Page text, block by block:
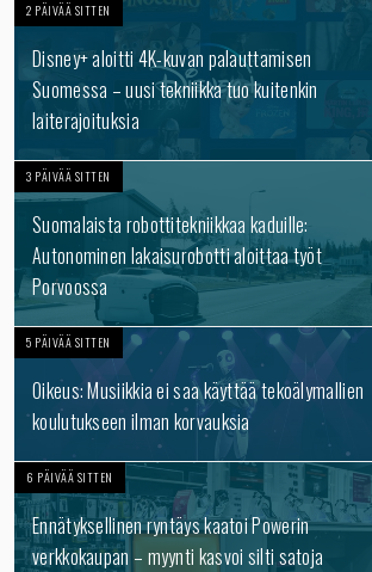
2 PÄIVÄÄ SITTEN
Disney+ aloitti 4K-kuvan palauttamisen
Suomessa – uusi tekniikka tuo kuitenkin
laiterajoituksia
3 PÄIVÄÄ SITTEN
Suomalaista robottitekniikkaa kaduille:
Autonominen lakaisurobotti aloittaa työt
Porvoossa
5 PÄIVÄÄ SITTEN
Oikeus: Musiikkia ei saa käyttää tekoälymallien
koulutukseen ilman korvauksia
6 PÄIVÄÄ SITTEN
Ennätyksellinen ryntäys kaatoi Powerin
verkkokaupan – myynti kasvoi silti satoja